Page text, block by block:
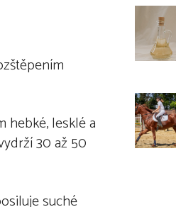
hebké, lesklé a
30 až 50
suché